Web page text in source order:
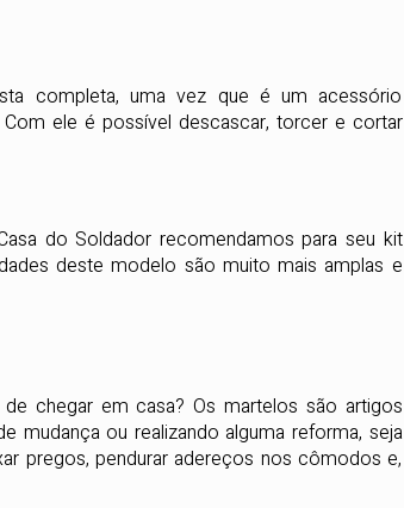
completa, uma vez que é um acessório
ele é possível descascar, torcer e cortar
do Soldador recomendamos para seu kit
deste modelo são muito mais amplas e
chegar em casa? Os martelos são artigos
mudança ou realizando alguma reforma, seja
pregos, pendurar adereços nos cômodos e,